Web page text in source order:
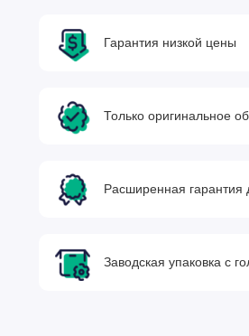
Гарантия низкой цены
Только оригинальное
Расширенная гарантия
Заводская упаковка с